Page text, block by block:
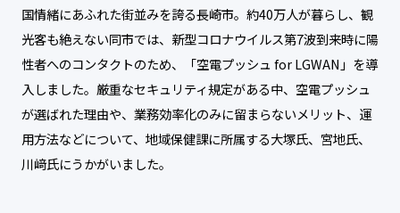
国情緒にあふれた街並みを誇る長崎市。約40万人が暮らし、観
光客も絶えない同市では、新型コロナウイルス第7波到来時に陽
性者へのコンタクトのため、「空電プッシュ for LGWAN」を導
入しました。厳重なセキュリティ規定がある中、空電プッシュ
が選ばれた理由や、業務効率化のみに留まらないメリット、運
用方法などについて、地域保健課に所属する大塚氏、宮地氏、
川﨑氏にうかがいました。